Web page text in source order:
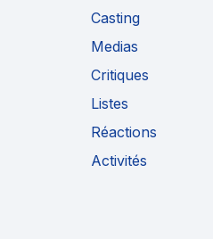
Casting
Medias
Critiques
Listes
Réactions
Activités